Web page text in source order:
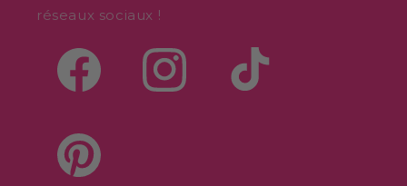
réseaux sociaux !
Facebook Instagram TikTok
Pinterest